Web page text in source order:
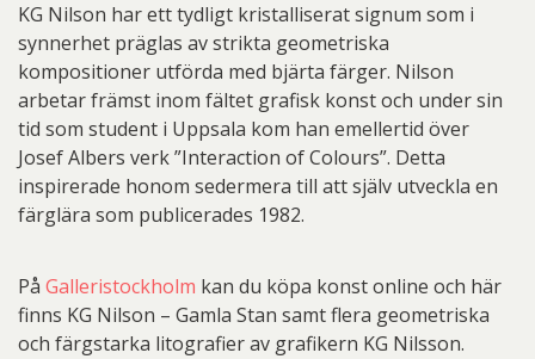
KG Nilson har ett tydligt kristalliserat signum som i
synnerhet präglas av strikta geometriska
kompositioner utförda med bjärta färger. Nilson
arbetar främst inom fältet grafisk konst och under sin
tid som student i Uppsala kom han emellertid över
Josef Albers verk ”Interaction of Colours”. Detta
inspirerade honom sedermera till att själv utveckla en
färglära som publicerades 1982.
På Galleristockholm kan du köpa konst online och här
finns KG Nilson – Gamla Stan samt flera geometriska
och färgstarka litografier av grafikern KG Nilsson.